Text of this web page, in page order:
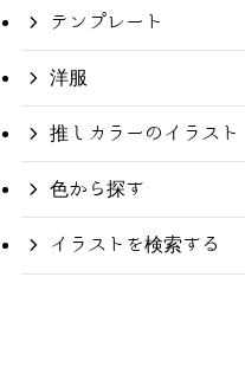
テンプレート
洋服
推しカラーのイラスト
色から探す
イラストを検索する